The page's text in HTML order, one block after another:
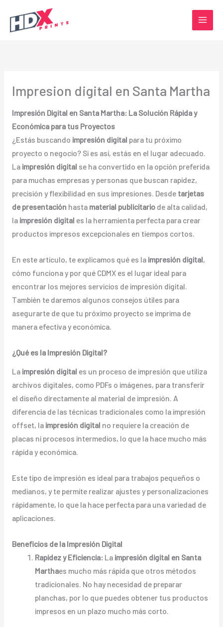
contenido
Impresion digital en Santa Martha
Impresión Digital en Santa Martha: La Solución Rápida y
Económica para tus Proyectos
¿Estás buscando impresión digital para tu próximo
proyecto o negocio? Si es así, estás en el lugar adecuado.
La impresión digital se ha convertido en la opción preferida
para muchas empresas y personas que buscan rapidez,
precisión y flexibilidad en sus impresiones. Desde tarjetas
de presentación hasta material publicitariode alta calidad,
la impresión digital es la herramienta perfecta para crear
productos impresos excepcionales en tiempos cortos.
En este artículo, te explicamos qué es la impresión digital,
cómo funciona y por qué CDMX es el lugar ideal para
encontrar los mejores servicios de impresión digital.
También te daremos algunos consejos útiles para
asegurarte de que tu próximo proyecto se imprima de
manera efectiva y económica.
¿Qué es la Impresión Digital?
La impresión digital es un proceso de impresión que utiliza
archivos digitales, como PDFs o imágenes, para transferir
el diseño directamente al material de impresión. A
diferencia de las técnicas tradicionales como la impresión
offset, la impresión digital no requiere la creación de
placas ni procesos intermedios, lo que la hace mucho más
rápida y económica.
Este tipo de impresión es ideal para trabajos pequeños o
medianos, y te permite realizar ajustes y personalizaciones
rápidamente, lo que la hace perfecta para una variedad de
aplicaciones.
Beneficios de la Impresión Digital
Rapidez y Eficiencia: La impresión digital en Santa
Marthaes mucho más rápida que otros métodos
tradicionales. No hay necesidad de preparar
planchas, por lo que puedes obtener tus productos
impresos en un plazo mucho más corto.